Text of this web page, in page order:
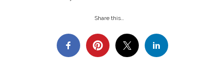
Share this…